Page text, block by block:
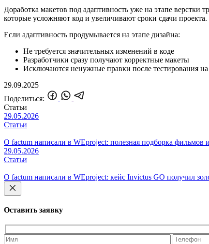
Доработка макетов под адаптивность уже на этапе
которые усложняют код и увеличивают сроки сдачи проекта.
Если адаптивность продумывается на этапе дизайна:
Не требуется значительных изменений в коде
Разработчики сразу получают корректные макеты
Исключаются ненужные правки после тестирования на
29.09.2025
Поделиться:
Статьи
29.05.2026
Статьи
О factum написали в WEproject: полезная подборка фильмов
29.05.2026
Статьи
О factum написали в WEproject: кейс Invictus GO получил
Оставить заявку